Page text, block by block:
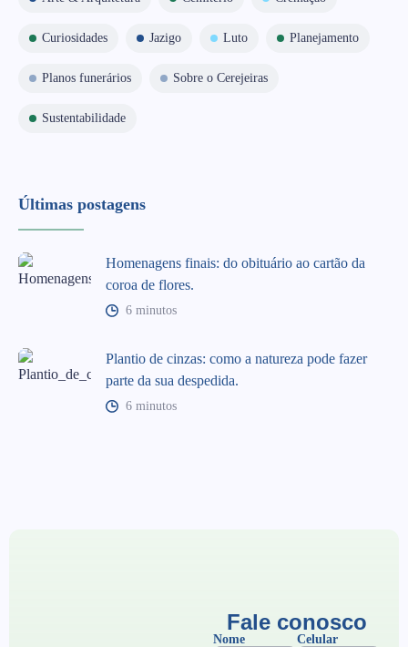
Curiosidades Jazigo Luto Planejamento
Planos funerários Sobre o Cerejeiras
Sustentabilidade
Últimas postagens
Homenagens finais: do obituário ao cartão da
coroa de flores.
6 minutos
Plantio de cinzas: como a natureza pode fazer
parte da sua despedida.
6 minutos
Fale conosco
Nome Celular